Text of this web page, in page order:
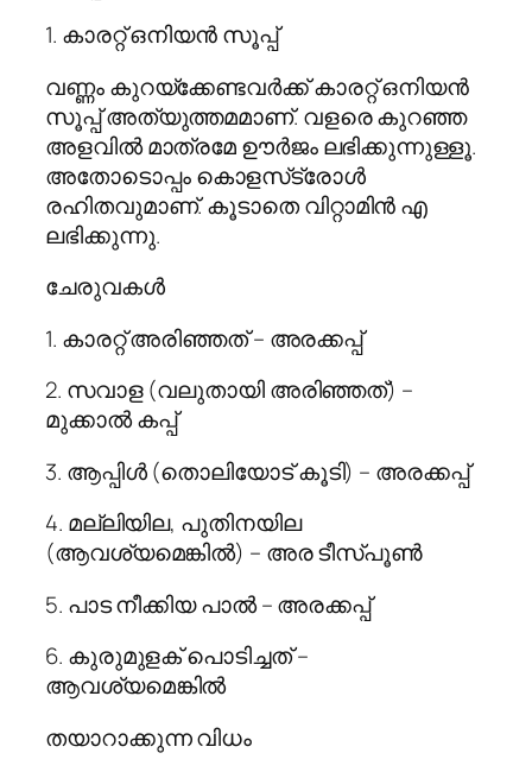
1. കാരറ്റ് ഒനിയന്‍ സൂപ്പ്
വണ്ണം കുറയ്‌ക്കേണ്ടവര്‍ക്ക് കാരറ്റ് ഒനിയന്‍
സൂപ്പ് അത്യുത്തമമാണ്. വളരെ കുറഞ്ഞ
അളവില്‍ മാത്രമേ ഊര്‍ജം ലഭിക്കുന്നുള്ളൂ.
അതോടൊപ്പം കൊളസ്‌ട്രോള്‍
രഹിതവുമാണ്. കൂടാതെ വിറ്റാമിന്‍ എ
ലഭിക്കുന്നു.
ചേരുവകള്‍
1. കാരറ്റ് അരിഞ്ഞത് – അരക്കപ്പ്
2. സവാള (വലുതായി അരിഞ്ഞത്) –
മുക്കാല്‍ കപ്പ്
3. ആപ്പിള്‍ (തൊലിയോട് കൂടി) – അരക്കപ്പ്
4. മല്ലിയില, പുതിനയില
(ആവശ്യമെങ്കില്‍) – അര ടീസ്പൂണ്‍
5. പാട നീക്കിയ പാല്‍ – അരക്കപ്പ്
6. കുരുമുളക് പൊടിച്ചത് –
ആവശ്യമെങ്കില്‍
തയാറാക്കുന്ന വിധം